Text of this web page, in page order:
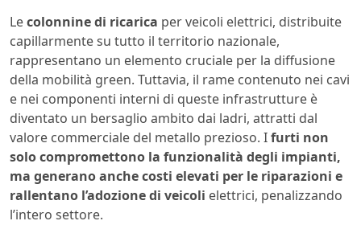
Lecolonnine di ricarica per veicoli elettrici, distribuite
capillarmente su tutto il territorio nazionale,
rappresentano un elemento cruciale per la diffusione
della mobilità green. Tuttavia, il rame contenuto nei cavi
e nei componenti interni di queste infrastrutture è
diventato un bersaglio ambito dai ladri, attratti dal
valore commerciale del metallo prezioso. Ifurti non
solo compromettono la funzionalità degli impianti,
ma generano anche costi elevati per le riparazioni e
rallentano l’adozione di veicoli elettrici, penalizzando
l’intero settore.